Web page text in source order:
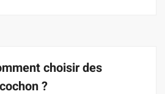
choisir des
?